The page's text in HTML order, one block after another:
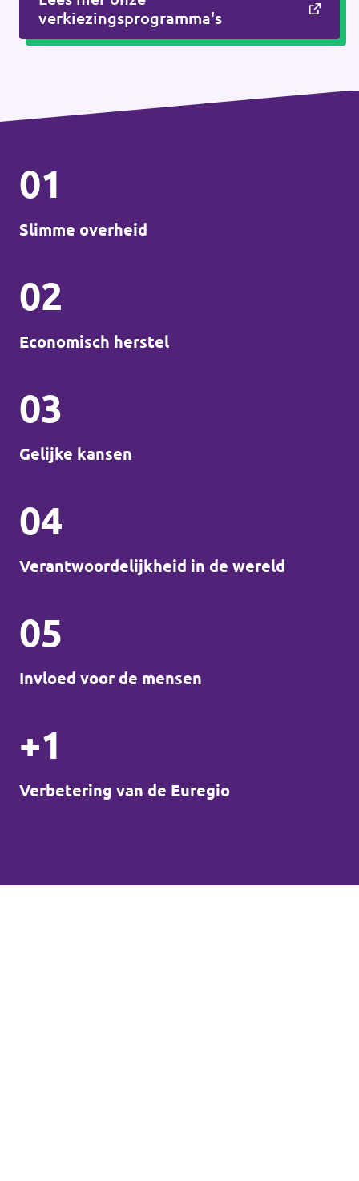
verkiezingsprogramma's
01
Slimme overheid
02
Economisch herstel
03
Gelijke kansen
04
Verantwoordelijkheid in de wereld
05
Invloed voor de mensen
+1
Verbetering van de Euregio